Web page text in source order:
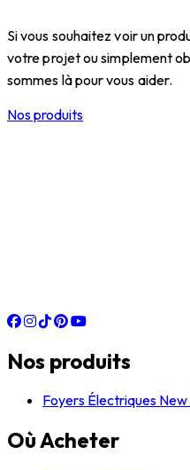
Si vous souhaitez voir un
votre projet ou simplement
sommes là pour vous aider.
Nos produits
Nos produits
Foyers Électriques
Où Acheter